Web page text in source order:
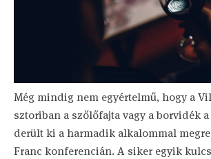
Még mindig nem egyértelmű, hogy a
sztoriban a szőlőfajta vagy a borvidék
derült ki a harmadik alkalommal
Franc konferencián. A siker egyik